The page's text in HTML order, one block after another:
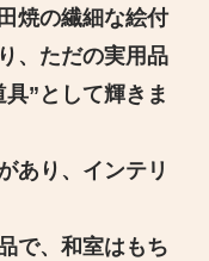
焼の繊細な絵付
、ただの実用品
”として輝きま
あり、インテリ
で、和室はもち